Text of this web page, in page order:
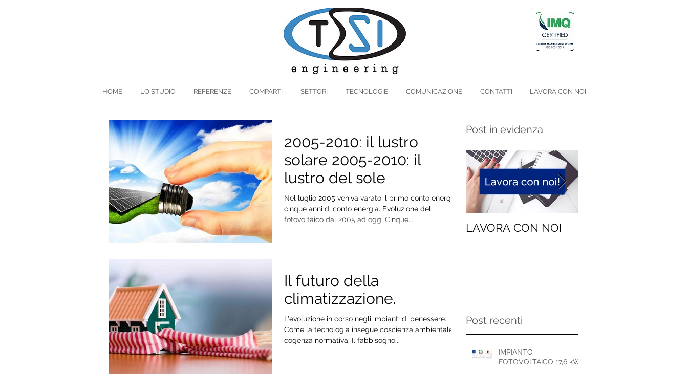
HOME LO STUDIO REFERENZE COMPARTI SETTORI TECNOLOGIE COMUNICAZIONE CONTATTI LAVORA CON NOI
2005-2010: il lustro
solare 2005-2010: il
lustro del sole
Nel luglio 2005 veniva varato il primo conto energia:
cinque anni di conto energia. Evoluzione del
fotovoltaico dal 2005 ad oggi Cinque...
Il futuro della
climatizzazione.
L'evoluzione in corso negli impianti di benessere.
Come la tecnologia insegue coscienza ambientale e
cogenza normativa. Il fabbisogno...
Post in evidenza
LAVORA CON NOI
Post recenti
IMPIANTO
FOTOVOLTAICO 17,6 kWp